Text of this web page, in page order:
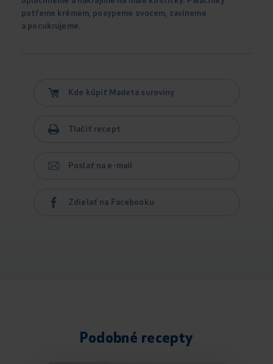
potřeme krémem, posypeme ovocem, zavineme
a pocukrujeme.
Kde kúpiť Madeta suroviny
Tlačiť recept
Poslať na e-mail
Zdielať na Facebooku
Podobné recepty